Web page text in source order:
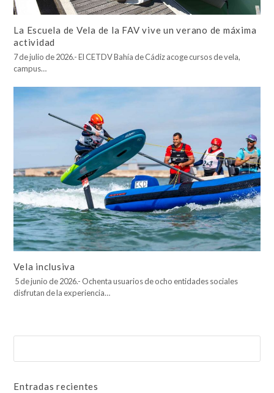
La Escuela de Vela de la FAV vive un verano de máxima
actividad
7 de julio de 2026.- El CETDV Bahía de Cádiz acoge cursos de vela,
campus…
Vela inclusiva
5 de junio de 2026.- Ochenta usuarios de ocho entidades sociales
disfrutan de la experiencia…
Entradas recientes